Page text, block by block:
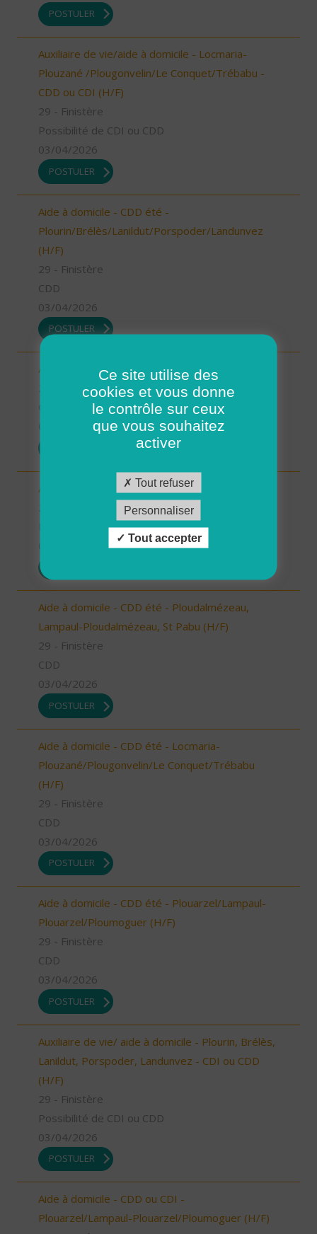
POSTULER
Auxiliaire de vie/aide à domicile - Locmaria-
Plouzané /Plougonvelin/Le Conquet/Trébabu -
CDD ou CDI (H/F)
29 - Finistère
Possibilité de CDI ou CDD
03/04/2026
POSTULER
Aide à domicile - CDD été -
Plourin/Brélès/Lanildut/Porspoder/Landunvez
(H/F)
29 - Finistère
CDD
03/04/2026
POSTULER
Aide à domicile - CDD été - Saint-Renan (H/F)
29 - Finistère
03/04/2026
Aide à domicile - CDD ou CDI - St Renan (H/F)
Possibilité de CDI ou CDD
Aide à domicile - CDD été - Ploudalmézeau,
Lampaul-Ploudalmézeau, St Pabu (H/F)
29 - Finistère
CDD
03/04/2026
POSTULER
Aide à domicile - CDD été - Locmaria-
Plouzané/Plougonvelin/Le Conquet/Trébabu
(H/F)
29 - Finistère
CDD
03/04/2026
POSTULER
Aide à domicile - CDD été - Plouarzel/Lampaul-
Plouarzel/Ploumoguer (H/F)
29 - Finistère
CDD
03/04/2026
POSTULER
Auxiliaire de vie/ aide à domicile - Plourin, Brélès,
Lanildut, Porspoder, Landunvez - CDI ou CDD
(H/F)
29 - Finistère
Possibilité de CDI ou CDD
03/04/2026
POSTULER
Aide à domicile - CDD ou CDI -
Plouarzel/Lampaul-Plouarzel/Ploumoguer (H/F)
Ce site utilise des
cookies et vous donne
le contrôle sur ceux
que vous souhaitez
activer
Tout refuser
Personnaliser
Tout accepter